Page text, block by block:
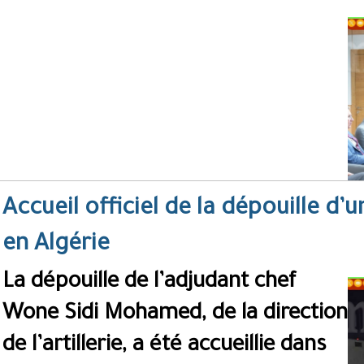
Accueil officiel de la dépouille
en Algérie
La dépouille de l’adjudant chef
Wone Sidi Mohamed, de la direction
de l’artillerie, a été accueillie dans